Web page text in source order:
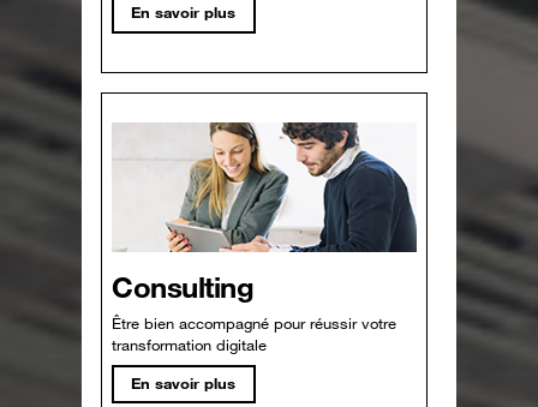
En savoir plus
Consulting
Être bien accompagné pour réussir votre
transformation digitale
En savoir plus